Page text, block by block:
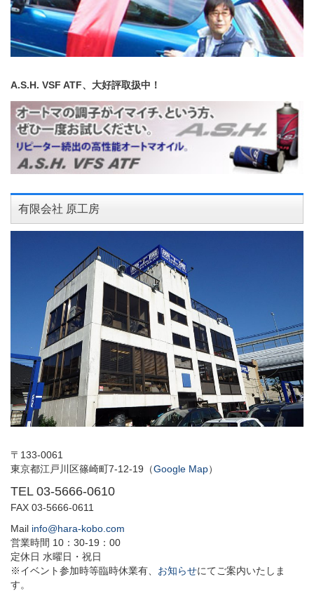
A.S.H. VSF ATF、大好評取扱中！
有限会社 原工房
〒133-0061
東京都江戸川区篠崎町7-12-19（Google Map）
TEL 03-5666-0610
FAX 03-5666-0611
Mail info@hara-kobo.com
営業時間 10：30-19：00
定休日 水曜日・祝日
※イベント参加時等臨時休業有、 お知らせにてご案内いたしま
す。